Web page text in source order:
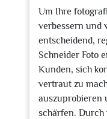
Um Ihre
verbessern und
entscheidend,
Schneider Foto
Kunden, sich
vertraut zu
auszuprobieren
schärfen. Durch